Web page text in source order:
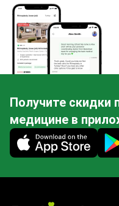
Получите скидки
медицине в
Mobile app illustration